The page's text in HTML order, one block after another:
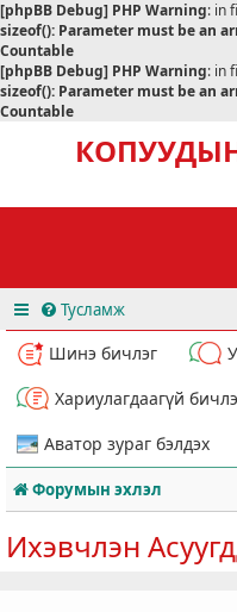
[phpBB Debug] PHP Warning: in
sizeof(): Parameter must be an
Countable
[phpBB Debug] PHP Warning: in
sizeof(): Parameter must be an
Countable
Тусламж
Шинэ бичлэг
Хариулагдаагүй
Аватор зураг бэлдэх
Форумын эхлэл
Ихэвчлэн